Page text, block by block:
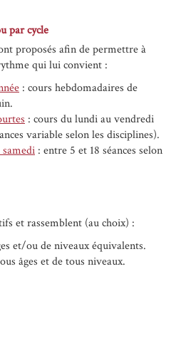
par cycle
proposés afin de permettre à
qui lui convient :
: cours hebdomadaires de
: cours du lundi au vendredi
variable selon les disciplines).
: entre 5 et 18 séances selon
et rassemblent (au choix) :
et/ou de niveaux équivalents.
âges et de tous niveaux.